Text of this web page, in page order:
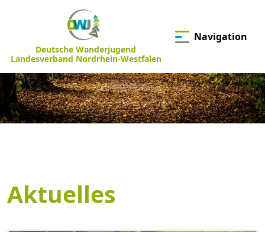
Deutsche Wanderjugend
Landesverband Nordrhein-Westfalen
Navigation
Aktuelles